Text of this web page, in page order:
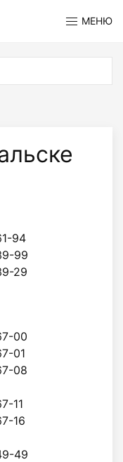
МЕНЮ
94
99
29
00
01
08
11
16
49